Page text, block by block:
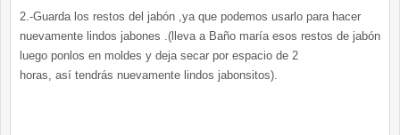
2.-Guarda los restos del jabón ,ya que podemos usarlo para hacer
nuevamente lindos jabones .(lleva a Baño maría esos restos de jabón
luego ponlos en moldes y deja secar por espacio de 2
horas, así tendrás nuevamente lindos jabonsitos).